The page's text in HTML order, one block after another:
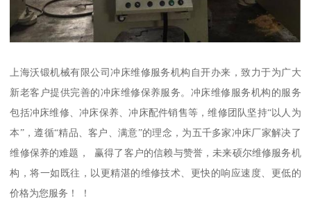
上海沃锻机械有限公司冲床维修服务机构自开办来，致力于为广大
新老客户提供完善的冲床维修保养服务。冲床维修服务机构的服务
包括冲床维修、冲床保养、冲床配件销售等，维修团队坚持“以人为
本”，遵循“精品、客户、满意”的理念，为五千多家冲床厂家解决了
维修保养的难题， 赢得了客户的信赖与赞誉，未来硕尔维修服务机
构，将一如既往，以更精湛的维修技术、更快的响应速度、更低的
价格为您服务！ ！